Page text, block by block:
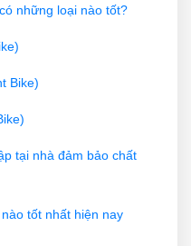
những loại nào tốt?
Bike)
tại nhà đảm bảo chất
tốt nhất hiện nay